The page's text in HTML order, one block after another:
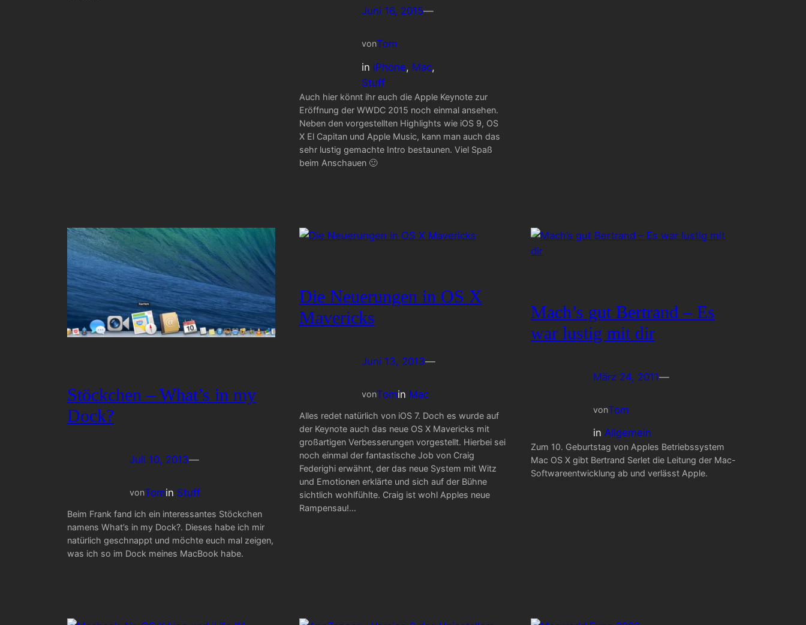
Juni 16, 2015—
vonTom
in iPhone, Mac
Stuff
Auch hier könnt ihr euch die Apple Keynote zur
Eröffnung der WWDC 2015 noch einmal ansehen.
Neben den vorgestellten Highlights wie iOS 9, OS
X El Capitan und Apple Music, kann man auch das
sehr lustig gemachte Intro bestaunen. Viel Spaß
beim Anschauen 🙂
Stöckchen – What’s in my
Dock?
Juli 10, 2013—
vonTomin Stuff
Beim Frank fand ich ein interessantes Stöckchen
namens What’s in my Dock?. Dieses habe ich mir
natürlich geschnappt und möchte euch mal zeigen,
was ich so im Dock meines MacBook habe.
Die Neuerungen in OS X
Mavericks
Juni 13, 2013—
vonTomin Mac
Alles redet natürlich von iOS 7. Doch es wurde auf
der Keynote auch das neue OS X Mavericks mit
großartigen Verbesserungen vorgestellt. Hierbei sei
noch einmal der fantastische Job von Craig
Federighi erwähnt, der das neue System mit Witz
und Emotionen erklärte und sich auf der Bühne
sichtlich wohlfühlte. Craig ist wohl Apples neue
Rampensau!…
Mach’s gut Bertrand – Es
war lustig mit dir
März 24, 2011—
vonTom
inAllgemein
Zum 10. Geburtstag von Apples Betriebssystem
Mac OS X gibt Bertrand Serlet die Leitung der Mac-
Softwareentwicklung ab und verlässt Apple.